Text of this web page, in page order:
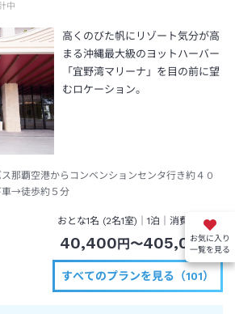
中
高くのびた帆にリゾート気分が高
まる沖縄最大級のヨットハーバー
「宜野湾マリーナ」を目の前に望
むロケーション。
那覇空港からコンベンションセンタ行き約４０
車→徒歩約５分
おとな1名 (2名1室)｜1泊 ｜消費税込
40,400円〜405,000円
すべてのプランを見る（101）
お気に入り
一覧を見る